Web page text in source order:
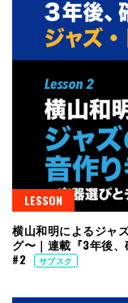
LESSON
横山和明によるジャ
グ〜｜連載『3年後
#2
サブスク